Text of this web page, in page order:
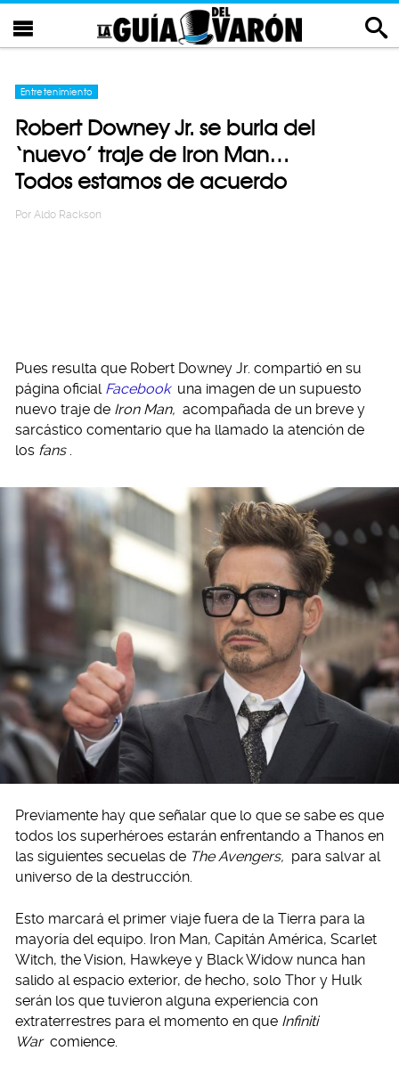
Entretenimiento
Robert Downey Jr. se burla del
‘nuevo’ traje de Iron Man…
Todos estamos de acuerdo
Por Aldo Rackson
Pues resulta que Robert Downey Jr. compartió en su
página oficialFacebook una imagen de un supuesto
nuevo traje de Iron Man, acompañada de un breve y
sarcástico comentario que ha llamado la atención de
los fans .
Previamente hay que señalar que lo que se sabe es que
todos los superhéroes estarán enfrentando a Thanos en
las siguientes secuelas de The Avengers, para salvar al
universo de la destrucción.
Esto marcará el primer viaje fuera de la Tierra para la
mayoría del equipo. Iron Man, Capitán América, Scarlet
Witch, the Vision, Hawkeye y Black Widow nunca han
salido al espacio exterior, de hecho, solo Thor y Hulk
serán los que tuvieron alguna experiencia con
extraterrestres para el momento en que Infiniti
War comience.